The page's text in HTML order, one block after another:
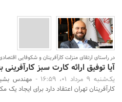
در راستای ارتقای منزلت کارآفرینان و شکوفایی
آیا توفیق ارائه کارت سبز
یک‌شنبه 9 مرداد 01، 16:59 -
مهندس
کارآفرینان تهران اعتقاد دارد برای ایجاد یک